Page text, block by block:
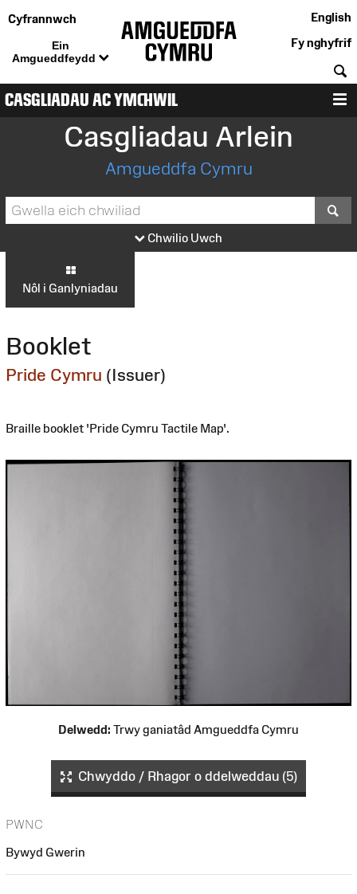
Cyfrannwch
Ein
Amgueddfeydd
English
Fy nghyfrif
CASGLIADAU AC YMCHWIL
Casgliadau Arlein
Amgueddfa Cymru
Chwilio Uwch
Nôl i Ganlyniadau
Booklet
Pride Cymru (Issuer)
Braille booklet 'Pride Cymru Tactile Map'.
Delwedd: Trwy ganiatâd Amgueddfa Cymru
Chwyddo / Rhagor o ddelweddau (5)
PWNC
Bywyd Gwerin